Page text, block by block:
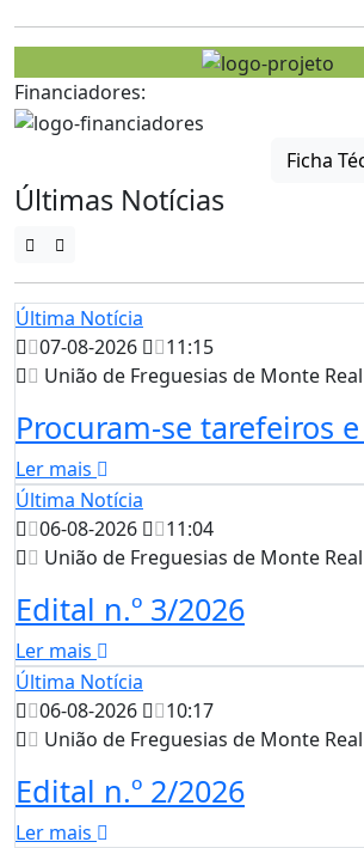
Financiadores:
Ficha
Últimas Notícias
Última Notícia
07-08-2026
11:15
União de Freguesias de Monte
Procuram-se tarefeiros
Ler mais
Última Notícia
06-08-2026
11:04
União de Freguesias de Monte
Edital n.º 3/2026
Ler mais
Última Notícia
06-08-2026
10:17
União de Freguesias de Monte
Edital n.º 2/2026
Ler mais